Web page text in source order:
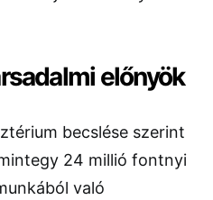
előnyök
becslése szerint
24 millió fontnyi
való